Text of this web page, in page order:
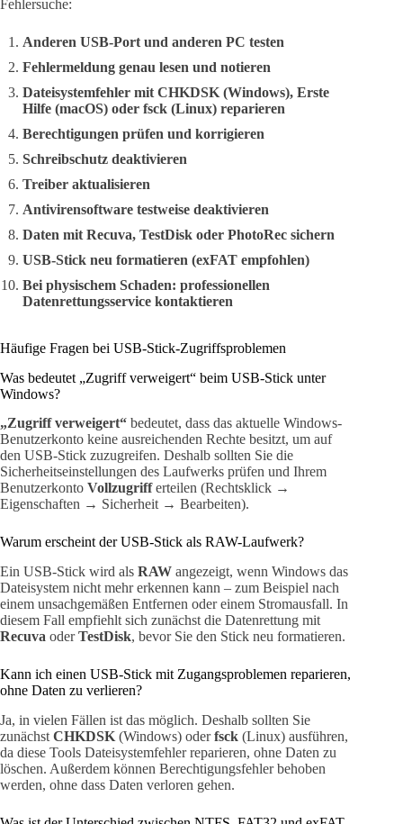
Fehlersuche:
Anderen USB-Port und anderen PC testen
Fehlermeldung genau lesen und notieren
Dateisystemfehler mit CHKDSK (Windows), Erste
Hilfe (macOS) oder fsck (Linux) reparieren
Berechtigungen prüfen und korrigieren
Schreibschutz deaktivieren
Treiber aktualisieren
Antivirensoftware testweise deaktivieren
Daten mit Recuva, TestDisk oder PhotoRec sichern
USB-Stick neu formatieren (exFAT empfohlen)
Bei physischem Schaden: professionellen
Datenrettungsservice kontaktieren
Häufige Fragen bei USB-Stick-Zugriffsproblemen
Was bedeutet „Zugriff verweigert“ beim USB-Stick unter
Windows?
„Zugriff verweigert“ bedeutet, dass das aktuelle Windows-
Benutzerkonto keine ausreichenden Rechte besitzt, um auf
den USB-Stick zuzugreifen. Deshalb sollten Sie die
Sicherheitseinstellungen des Laufwerks prüfen und Ihrem
Benutzerkonto Vollzugrifferteilen (Rechtsklick →
Eigenschaften → Sicherheit → Bearbeiten).
Warum erscheint der USB-Stick als RAW-Laufwerk?
Ein USB-Stick wird als RAW angezeigt, wenn Windows das
Dateisystem nicht mehr erkennen kann – zum Beispiel nach
einem unsachgemäßen Entfernen oder einem Stromausfall. In
diesem Fall empfiehlt sich zunächst die Datenrettung mit
Recuva oderTestDisk, bevor Sie den Stick neu formatieren.
Kann ich einen USB-Stick mit Zugangsproblemen reparieren,
ohne Daten zu verlieren?
Ja, in vielen Fällen ist das möglich. Deshalb sollten Sie
zunächst CHKDSK (Windows) oderfsck (Linux) ausführen,
da diese Tools Dateisystemfehler reparieren, ohne Daten zu
löschen. Außerdem können Berechtigungsfehler behoben
werden, ohne dass Daten verloren gehen.